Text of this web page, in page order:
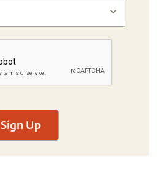
Sign Up